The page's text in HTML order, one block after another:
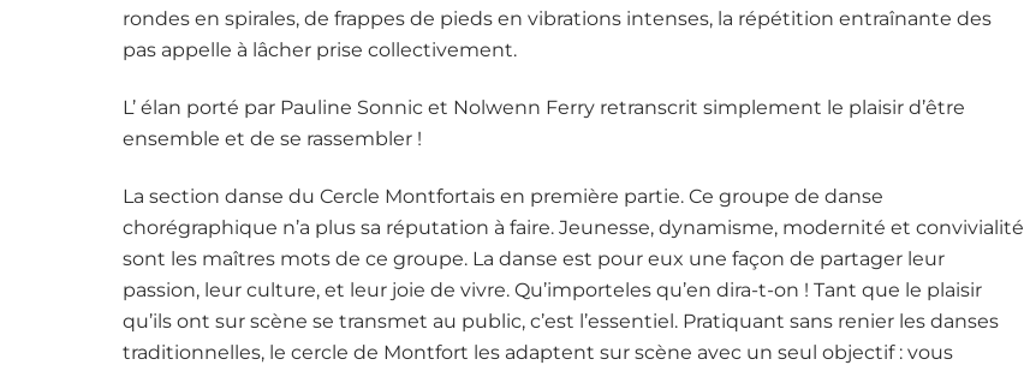
rondes en spirales, de frappes de pieds en vibrations intenses, la répétition entraînante des
pas appelle à lâcher prise collectivement.
L’ élan porté par Pauline Sonnic et Nolwenn Ferry retranscrit simplement le plaisir d’être
ensemble et de se rassembler !
La section danse du Cercle Montfortais en première partie. Ce groupe de danse
chorégraphique n’a plus sa réputation à faire. Jeunesse, dynamisme, modernité et convivialité
sont les maîtres mots de ce groupe. La danse est pour eux une façon de partager leur
passion, leur culture, et leur joie de vivre. Qu’importeles qu’en dira-t-on ! Tant que le plaisir
qu’ils ont sur scène se transmet au public, c’est l’essentiel. Pratiquant sans renier les danses
traditionnelles, le cercle de Montfort les adaptent sur scène avec un seul objectif : vous